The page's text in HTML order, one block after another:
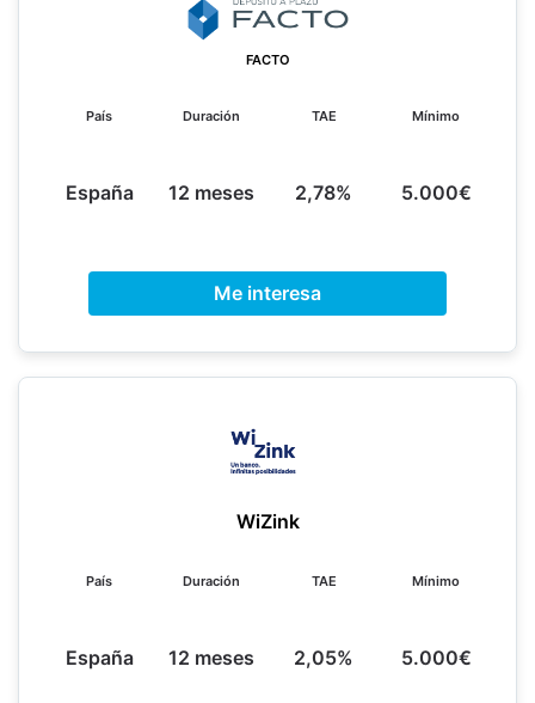
FACTO
País
España
Duración
12 meses
TAE
2,78%
Mínimo
5.000€
Me interesa
WiZink
País
España
Duración
12 meses
TAE
2,05%
Mínimo
5.000€